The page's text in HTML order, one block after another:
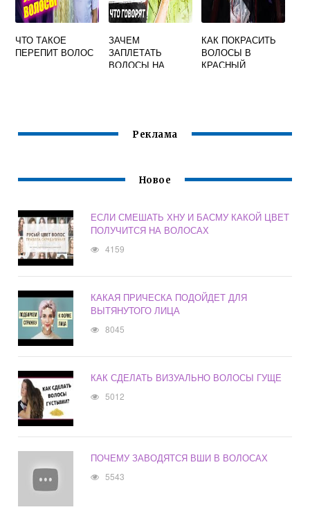
ЧТО ТАКОЕ
ПЕРЕПИТ ВОЛОС
ЗАЧЕМ
ЗАПЛЕТАТЬ
ВОЛОСЫ НА
КАК ПОКРАСИТЬ
ВОЛОСЫ В
КРАСНЫЙ
Реклама
Новое
ЕСЛИ СМЕШАТЬ ХНУ И БАСМУ КАКОЙ ЦВЕТ
ПОЛУЧИТСЯ НА ВОЛОСАХ
4159
КАКАЯ ПРИЧЕСКА ПОДОЙДЕТ ДЛЯ
ВЫТЯНУТОГО ЛИЦА
8045
КАК СДЕЛАТЬ ВИЗУАЛЬНО ВОЛОСЫ ГУЩЕ
5012
ПОЧЕМУ ЗАВОДЯТСЯ ВШИ В ВОЛОСАХ
5543